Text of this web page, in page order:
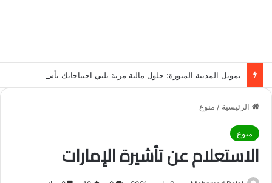
الرئيسية / منوع
منوع
الاستعلام عن تأشيرة الإمارات